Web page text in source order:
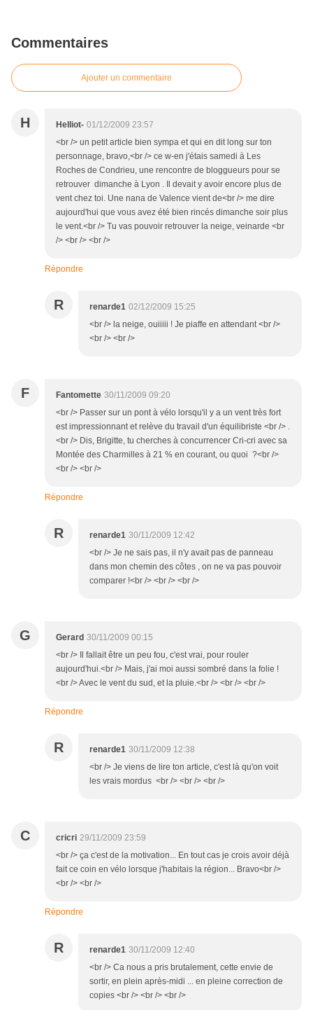
Commentaires
Ajouter un commentaire
H Helliot- 01/12/2009 23:57
<br /> un petit article bien sympa et qui en dit long sur ton
personnage, bravo,<br /> ce w-en j'étais samedi à Les
Roches de Condrieu, une rencontre de bloggueurs pour se
retrouver dimanche à Lyon . Il devait y avoir encore plus de
vent chez toi. Une nana de Valence vient de<br /> me dire
aujourd'hui que vous avez été bien rincés dimanche soir plus
le vent.<br /> Tu vas pouvoir retrouver la neige, veinarde <br
/> <br /> <br />
Répondre
R renarde1 02/12/2009 15:25
<br /> la neige, ouiiiii ! Je piaffe en attendant <br />
<br /> <br />
F Fantomette 30/11/2009 09:20
<br /> Passer sur un pont à vélo lorsqu'il y a un vent très fort
est impressionnant et relève du travail d'un équilibriste <br /> .
<br /> Dis, Brigitte, tu cherches à concurrencer Cri-cri avec sa
Montée des Charmilles à 21 % en courant, ou quoi ?<br />
<br /> <br />
Répondre
R renarde1 30/11/2009 12:42
<br /> Je ne sais pas, il n'y avait pas de panneau
dans mon chemin des côtes , on ne va pas pouvoir
comparer !<br /> <br /> <br />
G Gerard 30/11/2009 00:15
<br /> Il fallait être un peu fou, c'est vrai, pour rouler
aujourd'hui.<br /> Mais, j'ai moi aussi sombré dans la folie !
<br /> Avec le vent du sud, et la pluie.<br /> <br /> <br />
Répondre
R renarde1 30/11/2009 12:38
<br /> Je viens de lire ton article, c'est là qu'on voit
les vrais mordus <br /> <br /> <br />
C cricri 29/11/2009 23:59
<br /> ça c'est de la motivation... En tout cas je crois avoir déjà
fait ce coin en vélo lorsque j'habitais la région... Bravo<br />
<br /> <br />
Répondre
R renarde1 30/11/2009 12:40
<br /> Ca nous a pris brutalement, cette envie de
sortir, en plein après-midi ... en pleine correction de
copies <br /> <br /> <br />